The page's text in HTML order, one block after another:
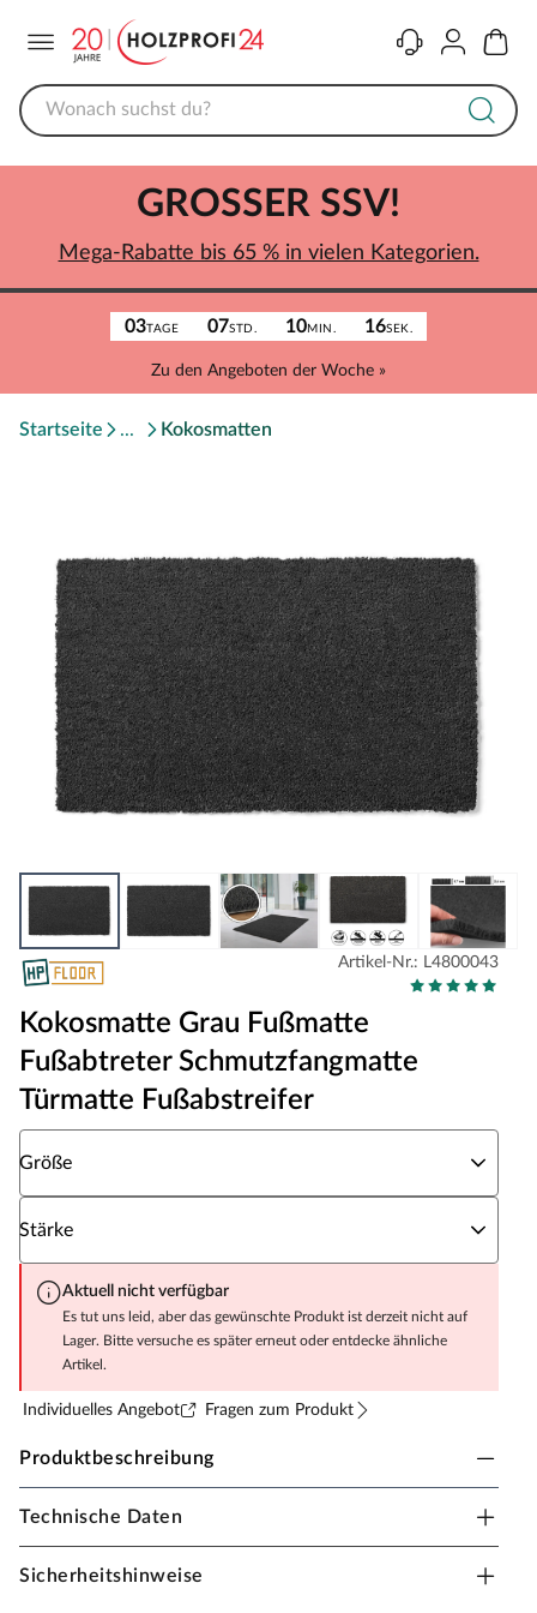
KontaktKonto
03TAGE 07STD. 10MIN. 16SEK.
Zu den Angeboten der Woche »
GROSSER SSV!
Mega-Rabatte bis 65 % in vielen Kategorien.
Startseite Kokosmatten
Artikel-Nr.: L4800043
Kokosmatte Grau Fußmatte
Fußabtreter Schmutzfangmatte
Türmatte Fußabstreifer
Größe
Stärke
Aktuell nicht verfügbar
Es tut uns leid, aber das gewünschte Produkt ist derzeit nicht auf
Lager. Bitte versuche es später erneut oder entdecke ähnliche
Artikel.
Individuelles Angebot Fragen zum Produkt
Produktbeschreibung
Kokosmatte Grau Variable Stärke Größe
Beste Schuhreinigung
Technische Daten
Sicherheitshinweise